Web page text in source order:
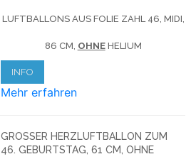
LUFTBALLONS AUS FOLIE ZAHL 46, MIDI,
86 CM, OHNEHELIUM
INFO
Mehr erfahren
GROSSER HERZLUFTBALLON ZUM 4
6. GEBURTSTAG, 61 CM, OHNE H